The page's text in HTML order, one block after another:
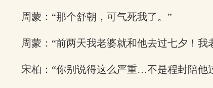
周蒙：“那个舒朝，可气死我了。”
周蒙：“前两天我老婆就和他去过七夕！我
宋柏：“你别说得这么严重…不是程封陪他